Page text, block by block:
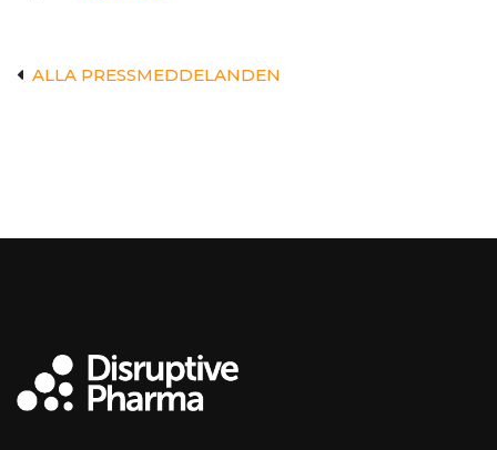
ALLA PRESSMEDDELANDEN